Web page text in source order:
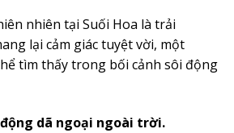
nhiên tại Suối Hoa là trải
lại cảm giác tuyệt vời, một
tìm thấy trong bối cảnh sôi động
dã ngoại ngoài trời.